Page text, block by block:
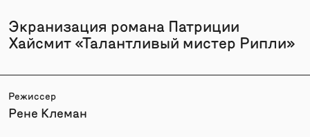
Экранизация романа Патриции
Хайсмит «Талантливый мистер Рипли»
Режиссер
Рене Клеман